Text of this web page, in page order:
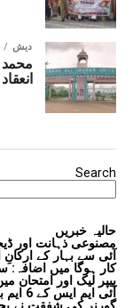
دیش
محمد
انعقاد
Search
حالیہ خبریں
مصنوعی ذہانت اور
آئی سے بہار کے
کار ہوگا میں
پیپر لیک اور امتحان
آئی ایم ایس کے 6 ایم بی بی ایس طلبہ معطل